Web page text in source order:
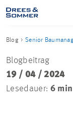
Blog Senior
Blogbeitrag
19 / 04 / 2024
Lesedauer: 6 min